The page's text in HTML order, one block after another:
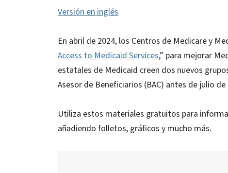
Versión en inglés
En abril de 2024, los Centros de Medicare y
Access to Medicaid Services,” para mejorar
estatales de Medicaid creen dos nuevos
Asesor de Beneficiarios (BAC) antes de julio de
Utiliza estos materiales gratuitos para
añadiendo folletos, gráficos y mucho más.